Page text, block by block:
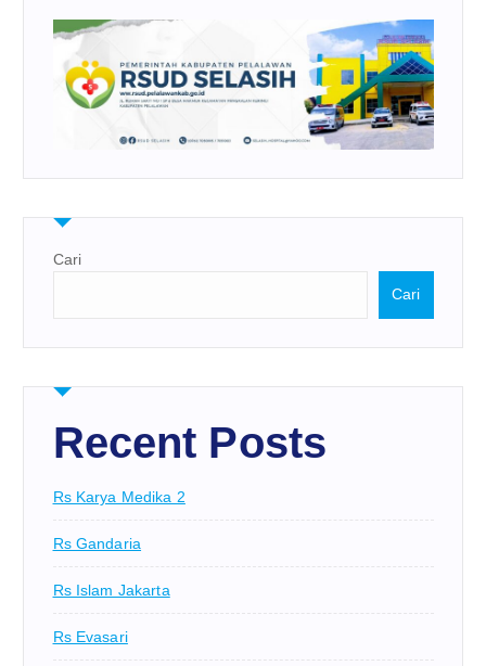
Cari
Cari
Recent Posts
Rs Karya Medika 2
Rs Gandaria
Rs Islam Jakarta
Rs Evasari